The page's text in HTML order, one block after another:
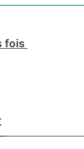
fois